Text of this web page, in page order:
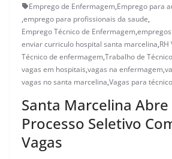
Emprego de Enfermagem,Emprego para
,emprego para profissionais da saude,
Emprego Técnico de Enfermagem,
enviar curriculo hospital santa marcelina,RH
Técnico de enfermagem,Trabalho de
vagas em hospitais,vagas na enfermagem,
vagas no santa marcelina,Vagas para
Santa Marcelina
Processo Seletivo
Vagas